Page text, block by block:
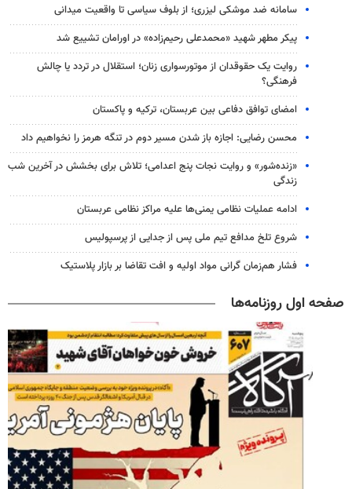
سامانه ضد موشکی لیزری؛ از بلوف سیاسی تا واقعیت میدانی
پیکر مطهر شهید «محمدعلی رحیم‌زاده» در اورامان تشییع شد
روایت یک حقوقدان از موتورسواری زنان؛ استقلال در تردد یا چالش
فرهنگی؟
امضای توافق دفاعی بین عربستان، ترکیه و پاکستان
محسن رضایی: اجازه باز شدن مسیر دوم در تنگه هرمز را نخواهیم داد
«زنده‌شور» و روایت نجات پنج اعدامی؛ تلاش برای بخشش در آخرین شب
زندگی
ادامه عملیات نظامی یمنی‌ها علیه مراکز نظامی عربستان
شروع تلخ مدافع تیم ملی پس از جدایی از پرسپولیس
فشار هم‌زمان گرانی مواد اولیه و افت تقاضا بر بازار پلاستیک
صفحه اول روزنامه‌ها